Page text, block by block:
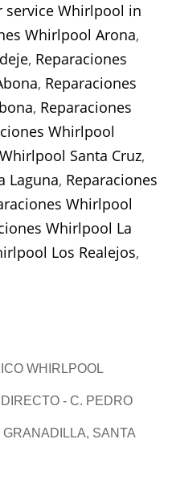
service Whirlpool in
Whirlpool Arona,
, Reparaciones
, Reparaciones
, Reparaciones
Whirlpool
Santa Cruz,
Laguna, Reparaciones
Whirlpool
Whirlpool La
Los Realejos,
WHIRLPOOL
- C. PEDRO
SANTA